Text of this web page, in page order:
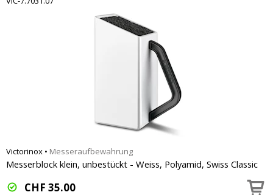
Victorinox • Messeraufbewahrung
Messerblock klein, unbestückt - Weiss, Polyamid, Swiss Classic
CHF 35.00